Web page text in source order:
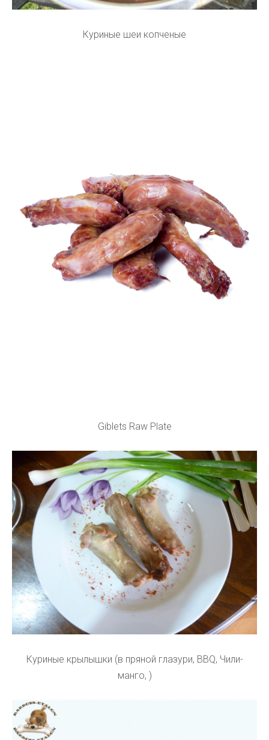
Куриные шеи копченые
Giblets Raw Plate
Куриные крылышки (в пряной глазури, BBQ, Чили-
манго, )